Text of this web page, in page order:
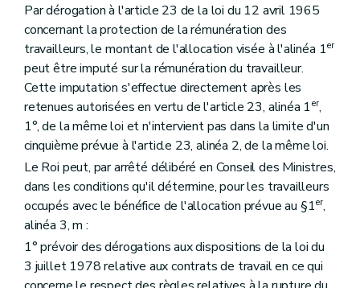
Par dérogation à l'article 23 de la loi du 12 avril 1965
concernant la protection de la rémunération des
travailleurs, le montant de l'allocation visée à l'alinéa 1er
peut être imputé sur la rémunération du travailleur.
Cette imputation s'effectue directement après les
retenues autorisées en vertu de l'article 23, alinéa 1er,
1°, de la même loi et n'intervient pas dans la limite d'un
cinquième prévue à l'article 23, alinéa 2, de la même loi.
Le Roi peut, par arrêté délibéré en Conseil des Ministres,
dans les conditions qu'il détermine, pour les travailleurs
occupés avec le bénéfice de l'allocation prévue au §1er,
alinéa 3, m :
1° prévoir des dérogations aux dispositions de la loi du
3 juillet 1978 relative aux contrats de travail en ce qui